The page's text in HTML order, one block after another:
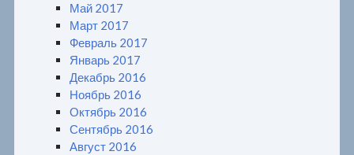
Май 2017
Март 2017
Февраль 2017
Январь 2017
Декабрь 2016
Ноябрь 2016
Октябрь 2016
Сентябрь 2016
Август 2016